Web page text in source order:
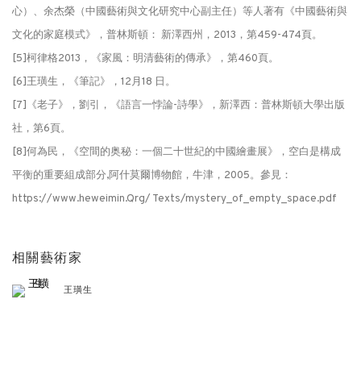
心）、余杰榮（中國藝術與文化研究中心副主任）等人著有《中國藝術與
文化的家庭模式》，普林斯頓： 新澤西州，2013，第459-474頁。
[5]柯律格2013，《家風：明清藝術的傳承》，第460頁。
[6]王璜生，《筆記》，12月18 日。
[7]《老子》，劉引，《語言一悖論-詩學》，新澤西：普林斯頓大學出版
社，第6頁。
[8]何為民，《空間的奥秘：一個二十世紀的中國繪畫展》，空白是構成
平衡的重要組成部分,阿什莫爾博物館，牛津，2005。參見：
https://www.heweimin.Qrg/ Texts/mystery_of_empty_space.pdf
相關藝術家
王璜生